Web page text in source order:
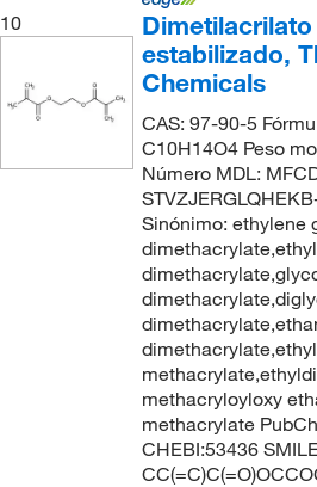
10
estabilizado,
Chemicals
CAS: 97-90-5
C10H14O4 Peso
Número MDL:
Sinónimo: ethylene
methacryloyloxy
methacrylate
CHEBI:53436